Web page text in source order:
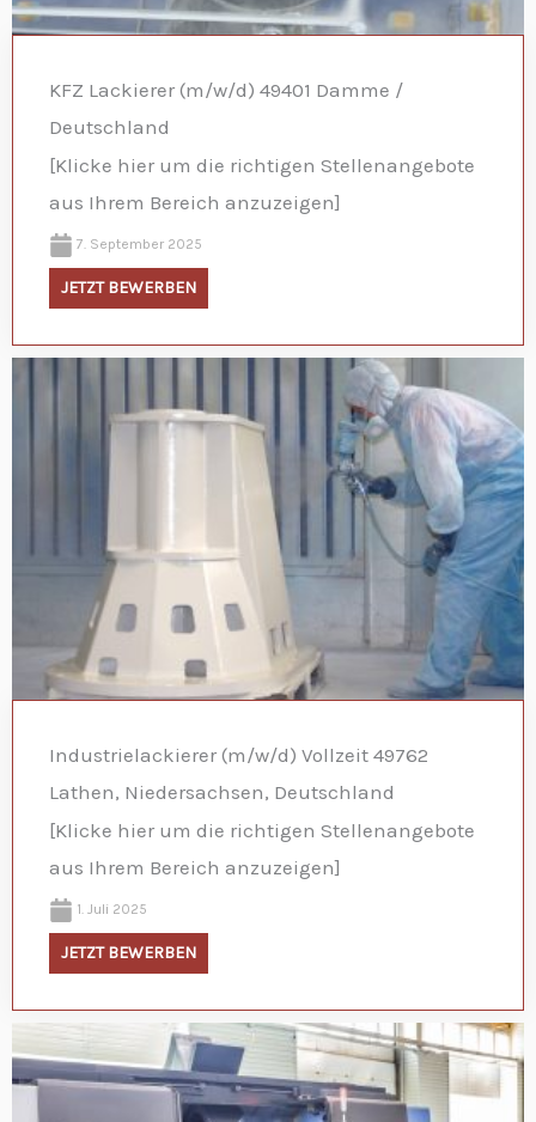
KFZ Lackierer (m/w/d) 49401 Damme /
Deutschland
[Klicke hier um die richtigen Stellenangebote
aus Ihrem Bereich anzuzeigen]
7. September 2025
JETZT BEWERBEN
Industrielackierer (m/w/d) Vollzeit 49762
Lathen, Niedersachsen, Deutschland
[Klicke hier um die richtigen Stellenangebote
aus Ihrem Bereich anzuzeigen]
1. Juli 2025
JETZT BEWERBEN